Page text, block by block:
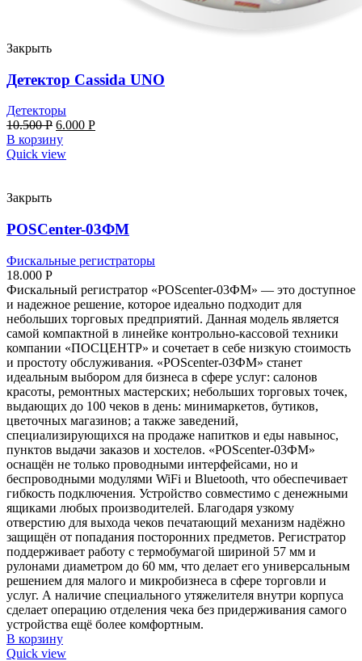
Закрыть
Детектор Cassida UNO
Детекторы
10.500Р 6.000 Р
В корзину
Quick view
Закрыть
POSCenter-03ФМ
Фискальные регистраторы
18.000 Р
Фискальный регистратор «POScenter-03ФМ» — это доступное
и надежное решение, которое идеально подходит для
небольших торговых предприятий. Данная модель является
самой компактной в линейке контрольно-кассовой техники
компании «ПОСЦЕНТР» и сочетает в себе низкую стоимость
и простоту обслуживания. «POScenter-03ФМ» станет
идеальным выбором для бизнеса в сфере услуг: салонов
красоты, ремонтных мастерских; небольших торговых точек,
выдающих до 100 чеков в день: минимаркетов, бутиков,
цветочных магазинов; а также заведений,
специализирующихся на продаже напитков и еды навынос,
пунктов выдачи заказов и хостелов. «POScenter-03ФМ»
оснащён не только проводными интерфейсами, но и
беспроводными модулями WiFi и Bluetooth, что обеспечивает
гибкость подключения. Устройство совместимо с денежными
ящиками любых производителей. Благодаря узкому
отверстию для выхода чеков печатающий механизм надёжно
защищён от попадания посторонних предметов. Регистратор
поддерживает работу с термобумагой шириной 57 мм и
рулонами диаметром до 60 мм, что делает его универсальным
решением для малого и микробизнеса в сфере торговли и
услуг. А наличие специального утяжелителя внутри корпуса
сделает операцию отделения чека без придерживания самого
устройства ещё более комфортным.
В корзину
Quick view